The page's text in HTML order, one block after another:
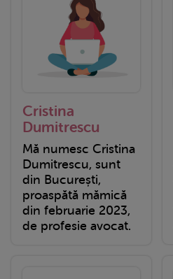
Cristina
Dumitrescu
Mă numesc Cristina
Dumitrescu, sunt
din București,
proaspătă mămică
din februarie 2023,
de profesie avocat.